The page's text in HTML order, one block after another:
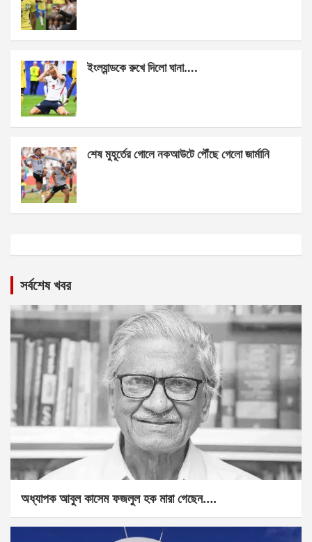
ইংল্যান্ডকে রুখে দিলো ঘানা….
শেষ মুহূর্তের গোলে নকআউটে পৌঁছে গেলো জার্মানি
সর্বশেষ খবর
অধ্যাপক আবুল কাসেম ফজলুল হক মারা গেছেন….